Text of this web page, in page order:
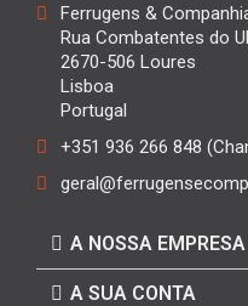
Ferrugens &
Rua Combatentes do
2670-506 Loures
Lisboa
Portugal
+351 936 266 848
A NOSSA EMPRESA
A SUA CONTA